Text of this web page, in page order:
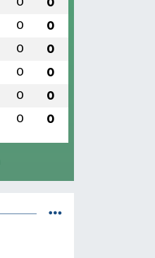
0 0
0 0
0 0
0 0
0 0